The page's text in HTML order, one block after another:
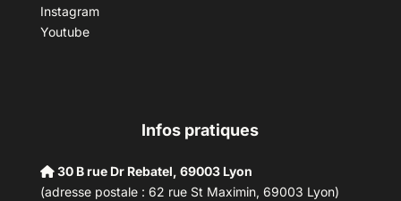
Instagram
Youtube
Infos pratiques
30 B rue Dr Rebatel, 69003 Lyon
(adresse postale : 62 rue St Maximin, 69003 Lyon)